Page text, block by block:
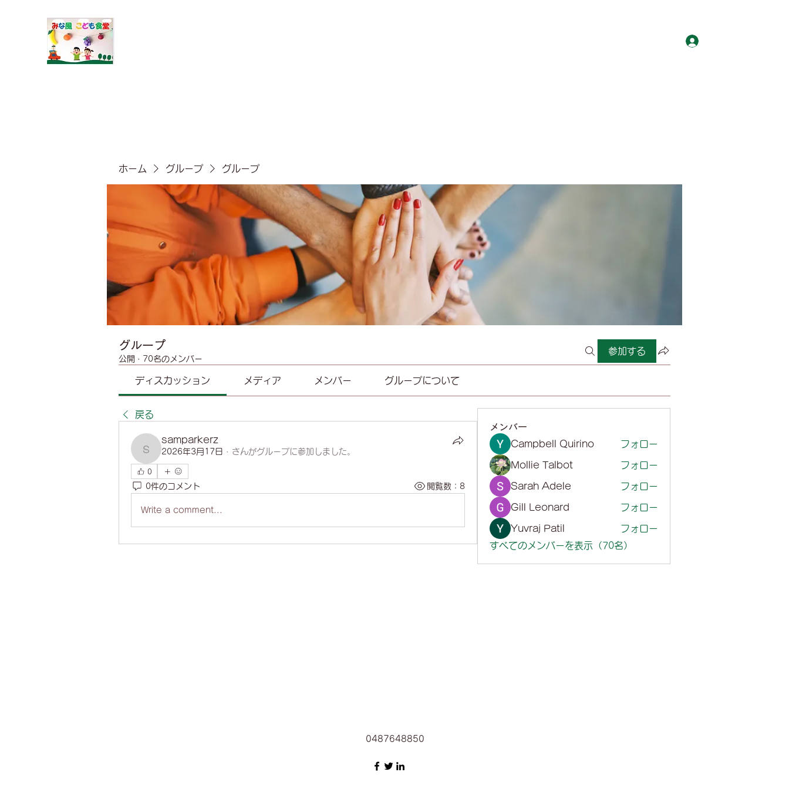
ホーム グループ グループ
グループ
公開 · 70名のメンバー
参加する
ディスカッション メディア メンバー グループについて
戻る
samparkerz
samparkerz
2026年3月17日 · さんがグループに参加しました。
0
0件のコメント 閲覧数：8
Write a comment...
メンバー
Campbell Quirino
フォロー
Mollie Talbot フォロー
Sarah Adele フォロー
Gill Leonard フォロー
Yuvraj Patil
フォロー
すべてのメンバーを表示（70名）
0487648850